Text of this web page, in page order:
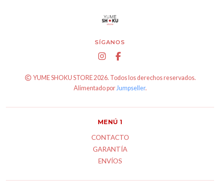
SÍGANOS
YUME SHOKU STORE 2026. Todos los derechos reservados.
Alimentado porJumpseller.
MENÚ 1
CONTACTO
GARANTÍA
ENVÍOS